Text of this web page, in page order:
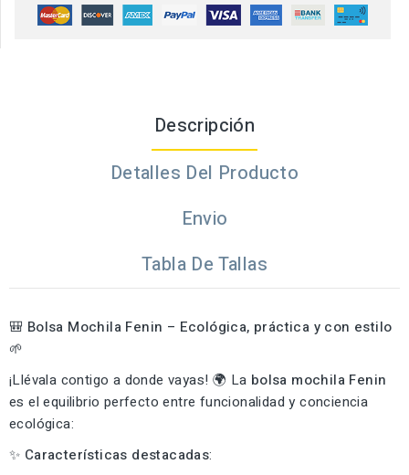
Descripción
Detalles Del Producto
Envio
Tabla De Tallas
🎒 Bolsa Mochila Fenin – Ecológica, práctica y con estilo
🌱
¡Llévala contigo a donde vayas! 🌍 La bolsa mochila Fenin
es el equilibrio perfecto entre funcionalidad y conciencia
ecológica:
✨ Características destacadas: